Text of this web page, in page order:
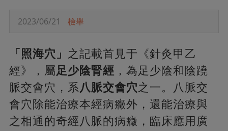
2023/06/21 檢舉
「照海穴」 之記載首見于《針灸甲乙
經》，屬足少陰腎經 ，為足少陰和陰蹺
脈交會穴，系八脈交會穴之一。八脈交
會穴除能治療本經病癥外，還能治療與
之相通的奇經八脈的病癥，臨床應用廣